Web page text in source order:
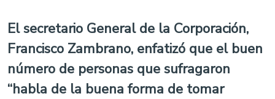
El secretario General de la Corporación,
Francisco Zambrano, enfatizó que el buen
número de personas que sufragaron
“habla de la buena forma de tomar